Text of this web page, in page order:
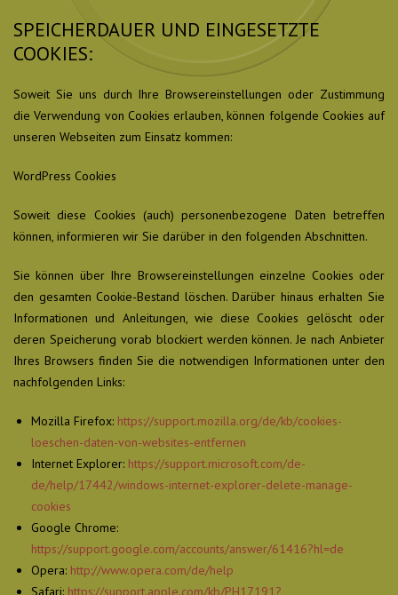
SPEICHERDAUER UND EINGESETZTE
COOKIES:
Soweit Sie uns durch Ihre Browsereinstellungen oder Zustimmung
die Verwendung von Cookies erlauben, können folgende Cookies auf
unseren Webseiten zum Einsatz kommen:
WordPress Cookies
Soweit diese Cookies (auch) personenbezogene Daten betreffen
können, informieren wir Sie darüber in den folgenden Abschnitten.
Sie können über Ihre Browsereinstellungen einzelne Cookies oder
den gesamten Cookie-Bestand löschen. Darüber hinaus erhalten Sie
Informationen und Anleitungen, wie diese Cookies gelöscht oder
deren Speicherung vorab blockiert werden können. Je nach Anbieter
Ihres Browsers finden Sie die notwendigen Informationen unter den
nachfolgenden Links:
Mozilla Firefox: https://support.mozilla.org/de/kb/cookies-
loeschen-daten-von-websites-entfernen
Internet Explorer: https://support.microsoft.com/de-
de/help/17442/windows-internet-explorer-delete-manage-
cookies
Google Chrome:
https://support.google.com/accounts/answer/61416?hl=de
Opera: http://www.opera.com/de/help
Safari: https://support.apple.com/kb/PH17191?